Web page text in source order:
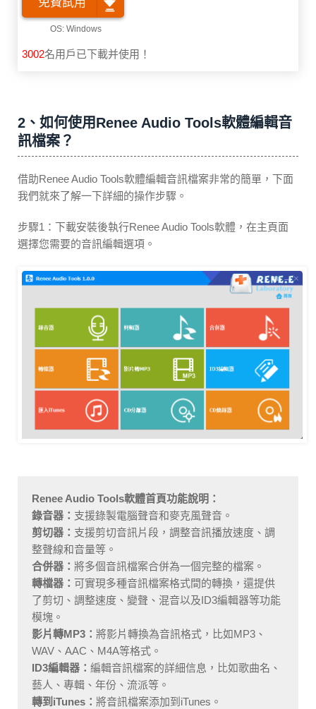
3002名用戶已下載并使用！
2、如何使用Renee Audio Tools軟體編輯音
訊檔案？
借助Renee Audio Tools軟體編輯音訊檔案非常的簡單，下面
我們就來了解一下詳細的操作步驟。
步驟1：下載安裝後執行Renee Audio Tools軟體，在主頁面
選擇您需要的音訊編輯選項。
Renee Audio Tools軟體首頁功能說明：
錄音器： 支援錄製電腦聲音和麥克風聲音。
剪切器： 支援剪切音訊片段，調整音訊播放速度、調
整聲線和音量等。
合併器： 將多個音訊檔案合併為一個完整的檔案。
轉檔器： 可實現多種音訊檔案格式間的轉換，還提供
了剪切、調整速度、變聲、混音以及ID3編輯器等功能
模塊。
影片轉MP3： 將影片轉換為音訊格式，比如MP3、
WAV、AAC、M4A等格式。
ID3編輯器： 編輯音訊檔案的詳細信息，比如歌曲名、
藝人、專輯、年份、流派等。
轉到iTunes： 將音訊檔案添加到iTunes。